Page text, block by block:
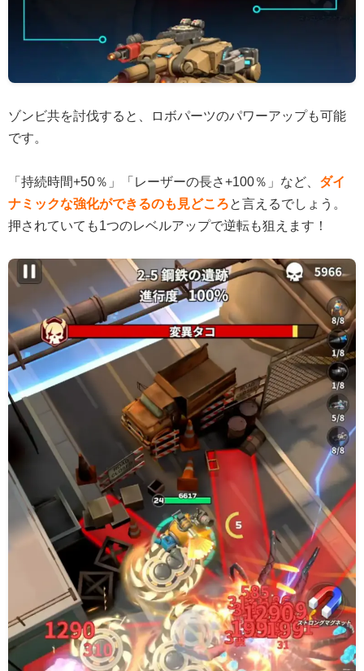
ゾンビ共を討伐すると、ロボパーツのパワーアップも可能
です。
「持続時間+50％」「レーザーの長さ+100％」など、 ダイ
ナミックな強化ができるのも見どころと言えるでしょう。
押されていても1つのレベルアップで逆転も狙えます！